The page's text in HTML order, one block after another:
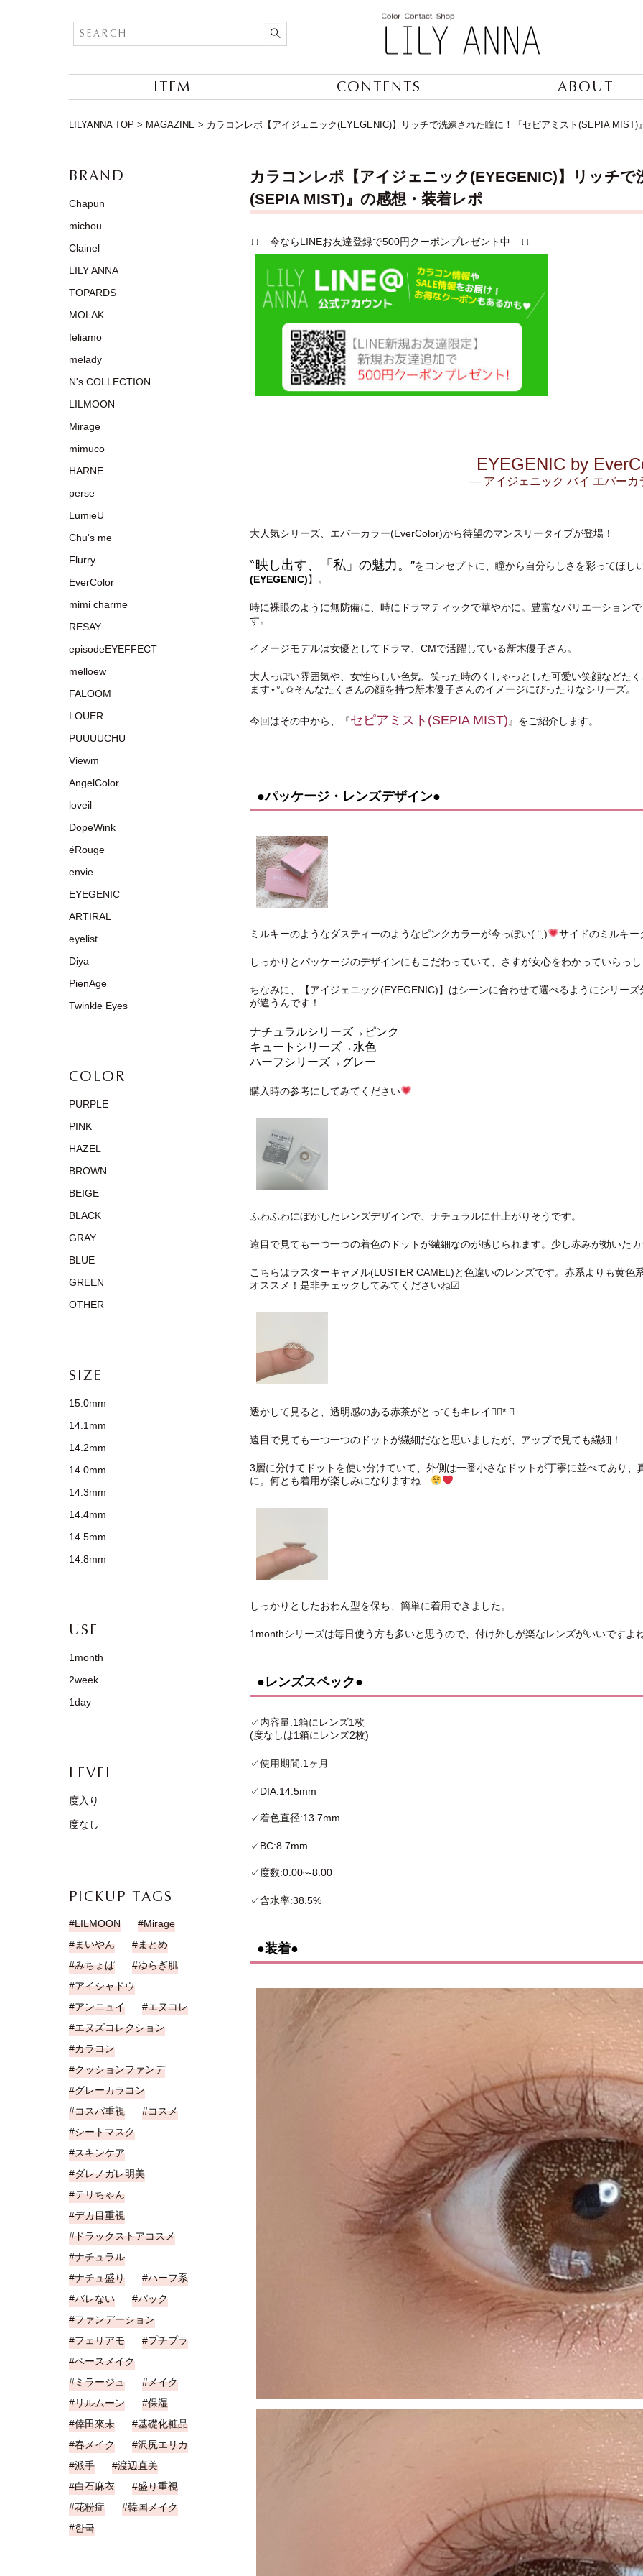
ITEM CONTENTS ABOUT
LILYANNA TOP > MAGAZINE > カラコンレポ【アイジェニック(EYEGENIC)】リッチで洗練された瞳に！『セピアミスト(SEPIA MIST)
カラコンレポ【アイジェニック(EYEGENIC)】リッチ
(SEPIA MIST)』の感想・装着レポ
↓↓ 今ならLINEお友達登録で500円クーポンプレゼント中 ↓↓
EYEGENIC by
— アイジェニック バイ エバー
大人気シリーズ、エバーカラー(EverColor)から待望のマンスリータイプが登場！
‶映し出す、「私」の魅力。″をコンセプトに、瞳から自分らしさを彩ってほし
(EYEGENIC)】。
時に裸眼のように無防備に、時にドラマティックで華やかに。豊富なバリエーション
す。
イメージモデルは女優としてドラマ、CMで活躍している新木優子さん。
大人っぽい雰囲気や、女性らしい色気、笑った時のくしゃっとした可愛い笑顔などた
ます⋆°｡✩そんなたくさんの顔を持つ新木優子さんのイメージにぴったりなシリーズ。
今回はその中から、『セピアミスト(SEPIA MIST) 』をご紹介します。
●パッケージ・レンズデザイン●
ミルキーのようなダスティーのようなピンクカラーが今っぽい( ¨̮ ) サイドの︎︎︎︎︎︎ミルキー
しっかりとパッケージのデザインにもこだわっていて、さすが女心をわかっていらっ
ちなみに、【アイジェニック(EYEGENIC)】はシーンに合わせて選べるようにシリー
が違うんです！
ナチュラルシリーズ→ピンク
キュートシリーズ→水色
ハーフシリーズ→グレー
購入時の参考にしてみてください
ふわふわにぼかしたレンズデザインで、ナチュラルに仕上がりそうです。
遠目で見ても一つ一つの着色のドットが繊細なのが感じられます。少し赤みが効いた
こちらはラスターキャメル(LUSTER CAMEL)と色違いのレンズです。赤系よりも黄
オススメ！是非チェックしてみてくださいね︎︎︎︎︎☑︎
透かして見ると、透明感のある赤茶がとってもキレイ❁⃘*.ﾟ
遠目で見ても一つ一つのドットが繊細だなと思いましたが、アップで見ても繊細！
3層に分けてドットを使い分けていて、外側は一番小さなドットが丁寧に並べてあり
に。何とも着用が楽しみになりますね…
しっかりとしたおわん型を保ち、簡単に着用できました。
1monthシリーズは毎日使う方も多いと思うので、付け外しが楽なレンズがいいですよ
●レンズスペック●
✓内容量:1箱にレンズ1枚
(度なしは1箱にレンズ2枚)
✓使用期間:1ヶ月
✓DIA:14.5mm
✓着色直径:13.7mm
✓BC:8.7mm
✓度数:0.00~-8.00
✓含水率:38.5%
●装着●
BRAND
Chapun
michou
Clainel
LILY ANNA
TOPARDS
MOLAK
feliamo
melady
N's COLLECTION
LILMOON
Mirage
mimuco
HARNE
perse
LumieU
Chu's me
Flurry
EverColor
mimi charme
RESAY
episodeEYEFFECT
melloew
FALOOM
LOUER
PUUUUCHU
Viewm
AngelColor
loveil
DopeWink
éRouge
envie
EYEGENIC
ARTIRAL
eyelist
Diya
PienAge
Twinkle Eyes
COLOR
PURPLE
PINK
HAZEL
BROWN
BEIGE
BLACK
GRAY
BLUE
GREEN
OTHER
SIZE
15.0mm
14.1mm
14.2mm
14.0mm
14.3mm
14.4mm
14.5mm
14.8mm
USE
1month
2week
1day
LEVEL
度入り
度なし
PICKUP TAGS
LILMOON
Mirage
まいやん
まとめ
みちょぱ
ゆらぎ肌
アイシャドウ
アンニュイ
エヌコレ
エヌズコレクション
カラコン
クッションファンデ
グレーカラコン
コスパ重視
コスメ
シートマスク
スキンケア
ダレノガレ明美
テリちゃん
デカ目重視
ドラックストアコスメ
ナチュラル
ナチュ盛り
ハーフ系
バレない
パック
ファンデーション
フェリアモ
プチプラ
ベースメイク
ミラージュ
メイク
リルムーン
保湿
倖田來未
基礎化粧品
春メイク
沢尻エリカ
派手
渡辺直美
白石麻衣
盛り重視
花粉症
韓国メイク
한국